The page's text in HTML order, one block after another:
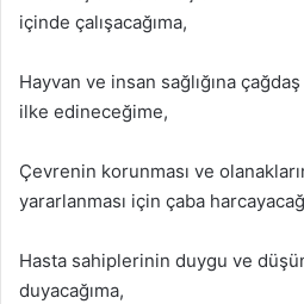
içinde çalışacağıma,
Hayvan ve insan sağlığına
ilke edineceğime,
Çevrenin korunması ve
yararlanması için çaba
Hasta sahiplerinin duygu ve
duyacağıma,